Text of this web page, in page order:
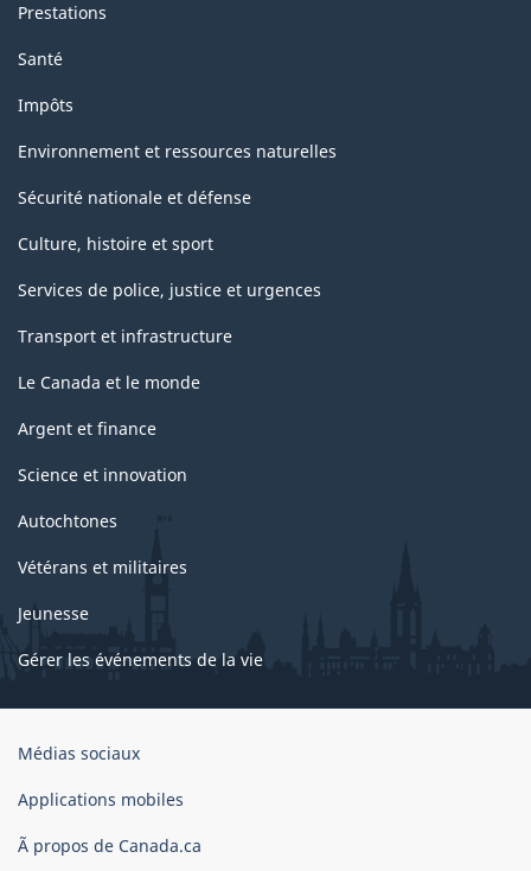
Prestations
Santé
Impôts
Environnement et ressources naturelles
Sécurité nationale et défense
Culture, histoire et sport
Services de police, justice et urgences
Transport et infrastructure
Le Canada et le monde
Argent et finance
Science et innovation
Autochtones
Vétérans et militaires
Jeunesse
Gérer les événements de la vie
Organisation
gouvernement
Canada
Médias sociaux
Applications mobiles
Ã propos de Canada.ca